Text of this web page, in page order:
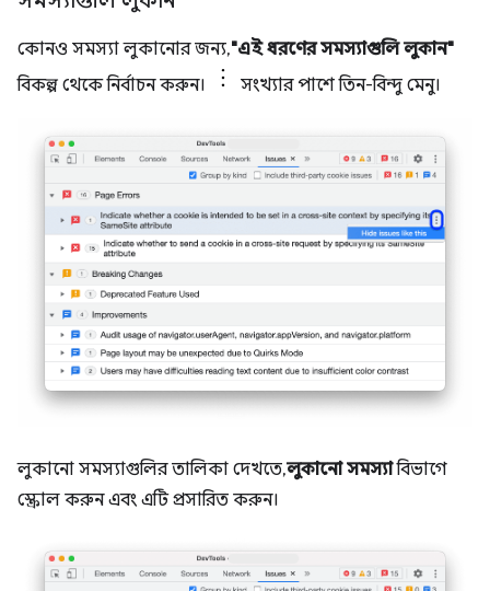
কোনও সমস্যা লুকানোর জন্য,"এই ধরণের সমস্যাগুলি লুকান"
বিকল্প থেকে নির্বাচন করুন।
সংখ্যার পাশে তিন-বিন্দু মেনু।
লুকানো সমস্যাগুলির তালিকা দেখতে,লুকানো সমস্যাবিভাগে
স্ক্রোল করুন এবং এটি প্রসারিত করুন।